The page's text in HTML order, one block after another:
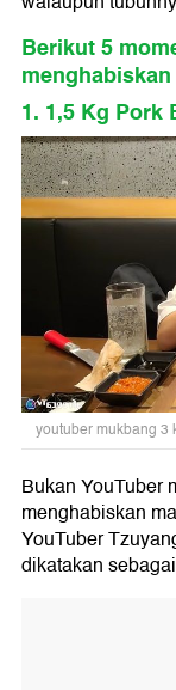
Berikut 5
1. 1,5 Kg Pork
youtuber mukbang 3
Bukan YouTuber
menghabiskan
YouTuber
dikatakan